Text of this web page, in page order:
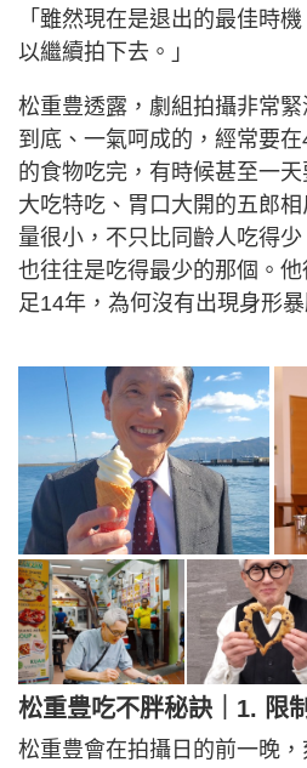
「雖然現在是退出的最佳時
以繼續拍下去。」
松重豊透露，劇組拍攝非常
到底、一氣呵成的，經常要
的食物吃完，有時候甚至一
大吃特吃、胃口大開的五郎
量很小，不只比同齡人吃得少
也往往是吃得最少的那個。
足14年，為何沒有出現身形
松重豊吃不胖秘訣｜1. 限
松重豊會在拍攝日的前一晚